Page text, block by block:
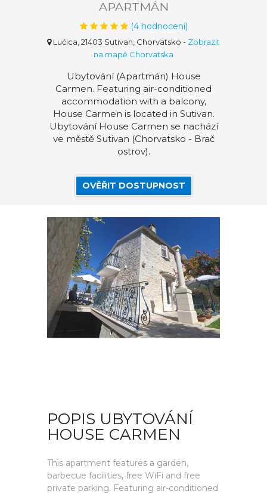
APARTMÁN
(4hodnocení)
Lućica, 21403 Sutivan, Chorvatsko - Zobrazit
na mapě Chorvatska
Ubytování (Apartmán) House
Carmen. Featuring air-conditioned
accommodation with a balcony,
House Carmen is located in Sutivan.
Ubytování House Carmen se nachází
ve městě Sutivan (Chorvatsko - Brač
ostrov).
OVĚŘIT DOSTUPNOST
POPIS UBYTOVÁNÍ
HOUSE CARMEN
This apartment features a garden,
barbecue facilities, free WiFi and free
private parking. Featuring air-conditioned